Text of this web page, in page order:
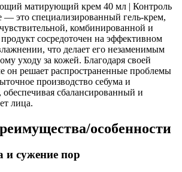
матирующий крем 40 мл | Контроль
— это специализированный гель-крем,
комбинированной и
сосредоточен на эффективном
что делает его незаменимым
уходу за кожей. Благодаря своей
он решает распространенные проблемы
производство себума и
сбалансированный и
лица.
особенности
и сужение пор